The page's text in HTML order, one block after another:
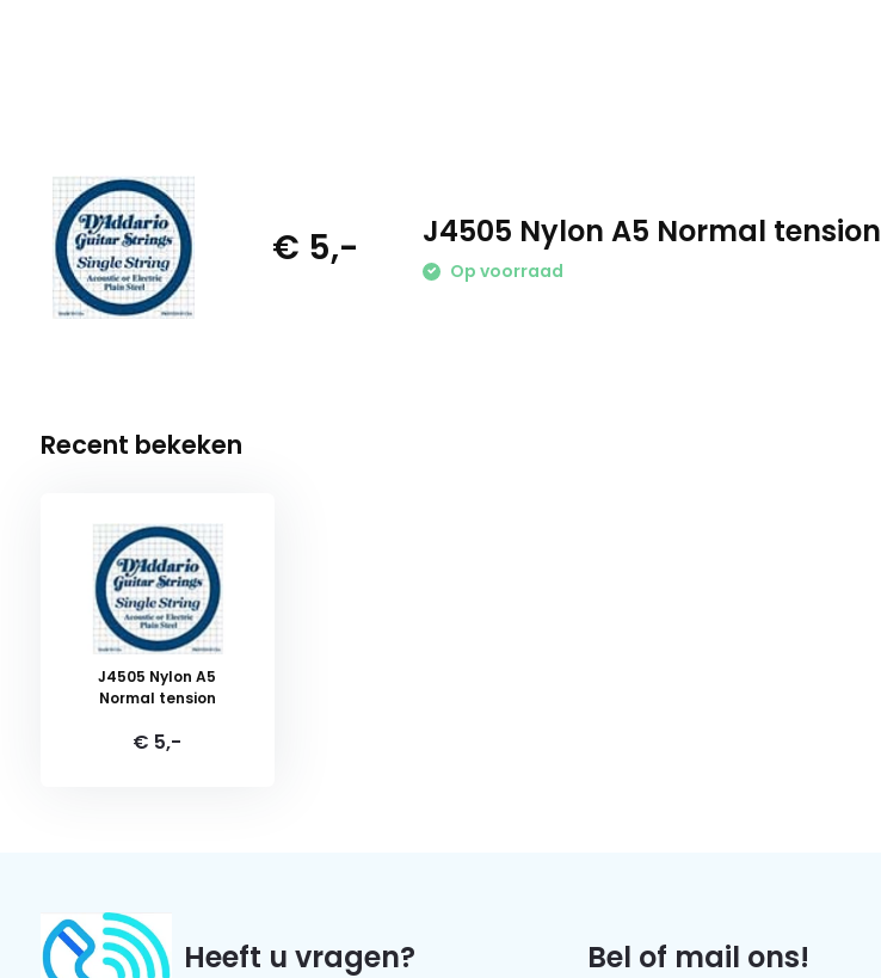
€ 5,- J4505 Nylon A5 Normal tension
Op voorraad
Recent bekeken
J4505 Nylon A5
Normal tension
€ 5,-
Heeft u vragen?
Bel of mail ons!